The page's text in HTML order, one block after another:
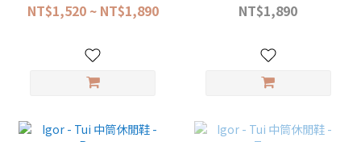
NT$1,520 ~ NT$1,890 NT$1,890